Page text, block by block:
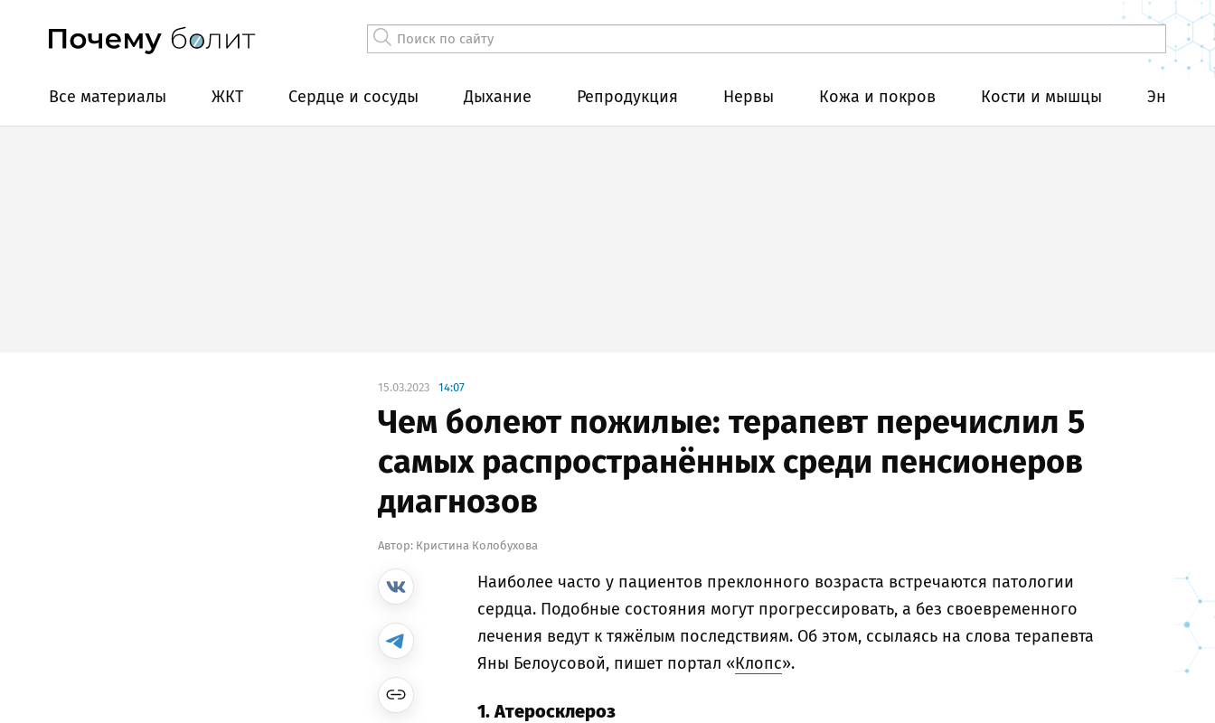
Все материалы ЖКТ Сердце и сосуды Дыхание Репродукция Нервы Кожа и покров Кости и мышцы
15.03.2023 14:07
Чем болеют пожилые: терапевт перечислил 5
самых распространённых среди пенсионеров
диагнозов
Автор: Кристина Колобухова
Наиболее часто у пациентов преклонного возраста встречаются патологии
сердца. Подобные состояния могут прогрессировать, а без своевременного
лечения ведут к тяжёлым последствиям. Об этом, ссылаясь на слова терапевта
Яны Белоусовой, пишет портал «Клопс».
1. Атеросклероз